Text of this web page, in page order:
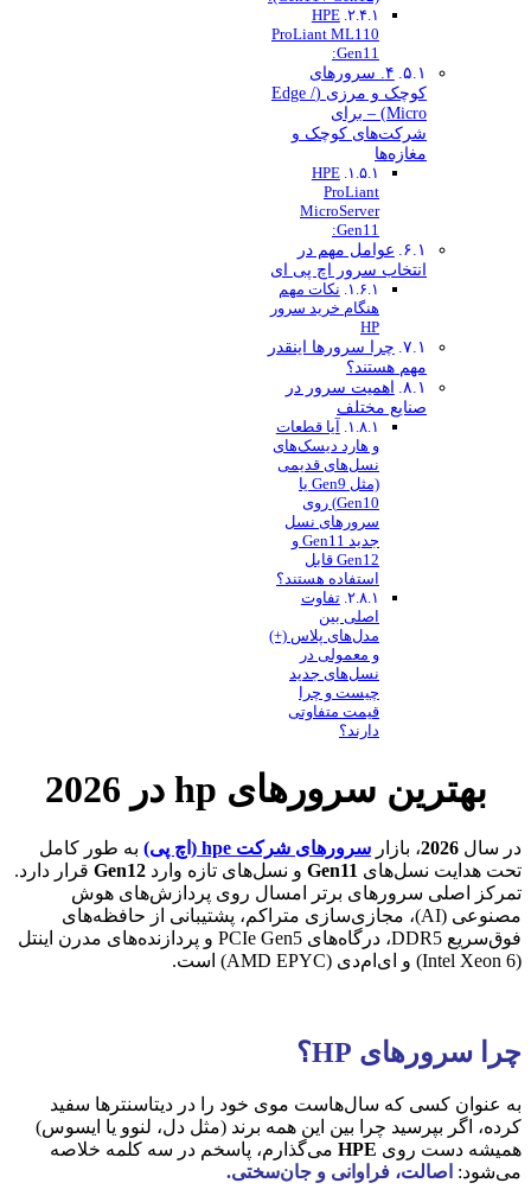
HPE
ProLiant ML110
Gen11:
۴. سرورهای
کوچک و مرزی (Edge /
Micro) – برای
شرکت‌های کوچک و
مغازه‌ها
HPE
ProLiant
MicroServer
Gen11:
عوامل مهم در
انتخاب سرور اچ پی ای
نکات مهم
هنگام خرید سرور
HP
چرا سرورها اینقدر
مهم هستند؟
اهمیت سرور در
صنایع مختلف
آیا قطعات
و هارد دیسک‌های
نسل‌های قدیمی
(مثل Gen9 یا
Gen10) روی
سرورهای نسل
جدید Gen11 و
Gen12 قابل
استفاده هستند؟
تفاوت
اصلی بین
مدل‌های پلاس (+)
و معمولی در
نسل‌های جدید
چیست و چرا
قیمت متفاوتی
دارند؟
بهترین سرورهای hp در 2026
در سال 2026، بازار سرورهای شرکت hpe (اچ پی)
به طور کامل
تحت هدایت نسل‌های Gen11 و نسل‌های تازه وارد Gen12 قرار دارد.
تمرکز اصلی سرورهای برتر امسال روی پردازش‌های هوش
مصنوعی (AI)، مجازی‌سازی متراکم، پشتیبانی از حافظه‌های
فوق‌سریع DDR5، درگاه‌های PCIe Gen5 و پردازنده‌های مدرن اینتل
(Intel Xeon 6) و ای‌ام‌دی (AMD EPYC) است.
چرا سرورهای HP؟
به عنوان کسی که سال‌هاست موی خود را در دیتاسنترها سفید
کرده، اگر بپرسید چرا بین این همه برند (مثل دل، لنوو یا ایسوس)
همیشه دست روی HPE می‌گذارم، پاسخم در سه کلمه خلاصه
می‌شود: اصالت، فراوانی و جان‌سختی.